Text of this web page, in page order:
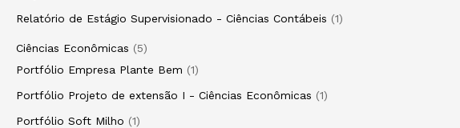
Relatório de Estágio Supervisionado - Ciências Contábeis
1
Ciências Econômicas
5
Portfólio Empresa Plante Bem
1
Portfólio Projeto de extensão I - Ciências Econômicas
1
Portfólio Soft Milho
1